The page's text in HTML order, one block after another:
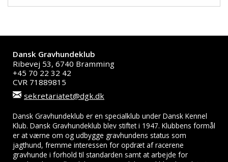
Dansk Gravhundeklub
Ribevej 53, 6740 Bramming
+45 70 22 32 42
CVR 71889815
sekretariatet@dgk.dk
Dansk Gravhundeklub er en specialklub under Dansk Kennel
Klub. Dansk Gravhundeklub blev stiftet i 1947. Klubbens formål
er at værne om og udbygge gravhundens status som
jagthund, fremme interessen for opdræt af racerene
gravhunde i forhold til standarden samt at arbejde for